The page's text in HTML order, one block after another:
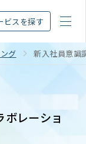
ビスを探す
グ 新入社員意識
ボレーショ